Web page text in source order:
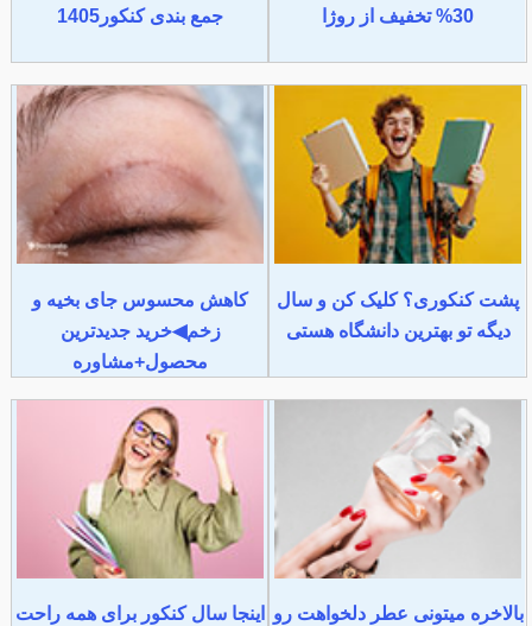
30% تخفیف از روژا جمع بندی کنکور1405
پشت کنکوری؟ کلیک کن و سال
دیگه تو بهترین دانشگاه هستی
کاهش محسوس جای بخیه و
زخم◀خرید جدیدترین
محصول+مشاوره
بالاخره میتونی عطر دلخواهت رو
اینجا سال کنکور برای همه راحت